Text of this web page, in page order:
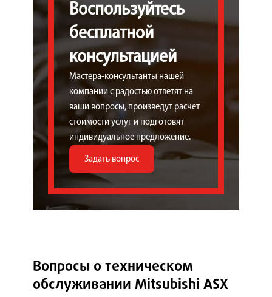
Воспользуйтесь
бесплатной
консультацией
Мастера-консультанты нашей
компании с радостью ответят на
ваши вопросы, произведут расчет
стоимости услуг и подготовят
индивидуальное предложение.
Задать вопрос
Вопросы о техническом
обслуживании Mitsubishi ASX